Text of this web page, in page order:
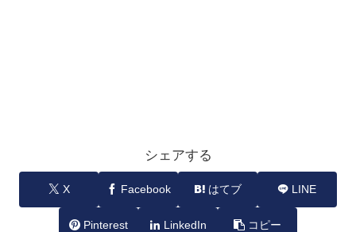
シェアする
X Facebook はてブ LINE
Pinterest LinkedIn コピー